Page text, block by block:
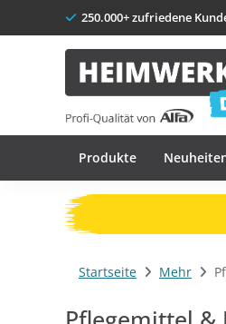
250.000+ zufriedene
Produkte
Startseite Mehr